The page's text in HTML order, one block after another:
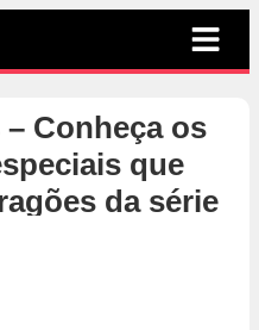
Conheça os
que
da série